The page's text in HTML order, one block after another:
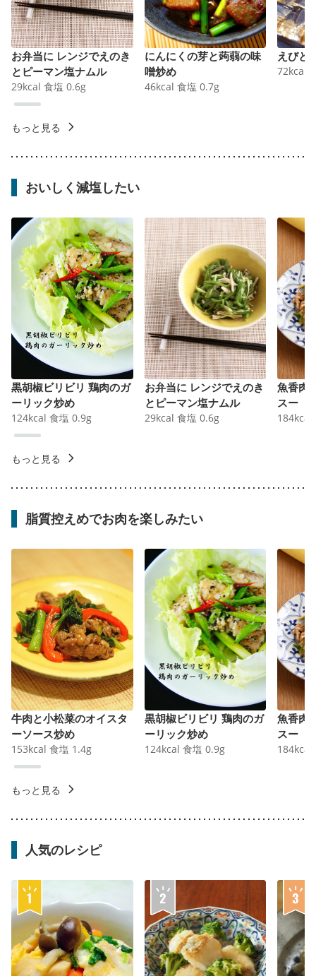
お弁当に レンジでえのき
とピーマン塩ナムル
29kcal 食塩 0.6g
にんにくの芽と蒟蒻の味
噌炒め
46kcal 食塩 0.7g
えびと
72kcal
もっと見る
おいしく減塩したい
黒胡椒ビリビリ 鶏肉のガ
ーリック炒め
124kcal 食塩 0.9g
お弁当に レンジでえのき
とピーマン塩ナムル
29kcal 食塩 0.6g
魚香肉
スー
184kcal
もっと見る
脂質控えめでお肉を楽しみたい
牛肉と小松菜のオイスタ
ーソース炒め
153kcal 食塩 1.4g
黒胡椒ビリビリ 鶏肉のガ
ーリック炒め
124kcal 食塩 0.9g
魚香肉
スー
184kcal
もっと見る
人気のレシピ